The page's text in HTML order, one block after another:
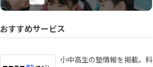
おすすめサービス
小中高生の塾情報を掲載。料